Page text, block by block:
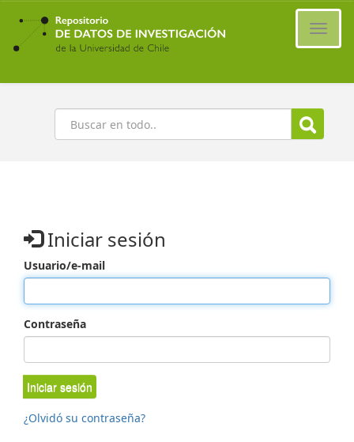
Ir
contenido
principal
Buscar
Iniciar sesión
Usuario/e-mail
Contraseña
Iniciar sesión
¿Olvidó su contraseña?